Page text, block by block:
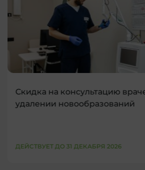
Скидка на консультацию
удалении новообразований
ДЕЙСТВУЕТ ДО 31 ДЕКАБРЯ 2026